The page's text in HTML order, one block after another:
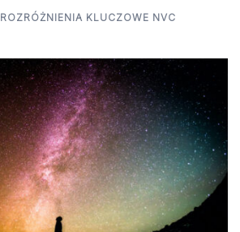
ROZRÓŻNIENIA KLUCZOWE NVC